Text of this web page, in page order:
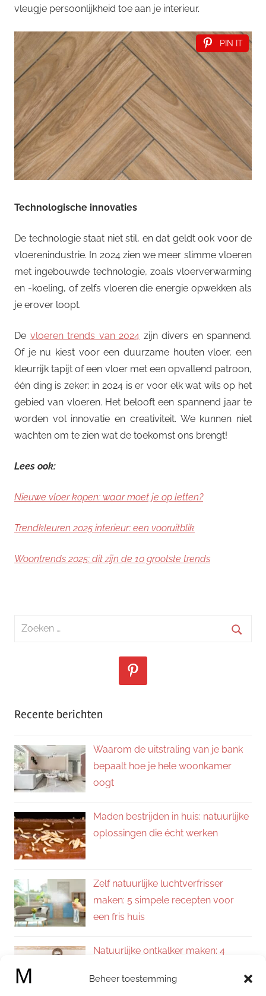
Beheer toestemming
vleugje persoonlijkheid toe aan je interieur.
PIN IT
Technologische innovaties
De technologie staat niet stil, en dat geldt ook voor de
vloerenindustrie. In 2024 zien we meer slimme vloeren
met ingebouwde technologie, zoals vloerverwarming
en -koeling, of zelfs vloeren die energie opwekken als
je erover loopt.
De vloeren trends van 2024 zijn divers en spannend.
Of je nu kiest voor een duurzame houten vloer, een
kleurrijk tapijt of een vloer met een opvallend patroon,
één ding is zeker: in 2024 is er voor elk wat wils op het
gebied van vloeren. Het belooft een spannend jaar te
worden vol innovatie en creativiteit. We kunnen niet
wachten om te zien wat de toekomst ons brengt!
Lees ook:
Nieuwe vloer kopen: waar moet je op letten?
Trendkleuren 2025 interieur: een vooruitblik
Woontrends 2025: dit zijn de 10 grootste trends
Zoeken
Recente berichten
Waarom de uitstraling van je bank
bepaalt hoe je hele woonkamer
oogt
Maden bestrijden in huis: natuurlijke
oplossingen die écht werken
Zelf natuurlijke luchtverfrisser
maken: 5 simpele recepten voor
een fris huis
Natuurlijke ontkalker maken: 4
kalkvrij huis